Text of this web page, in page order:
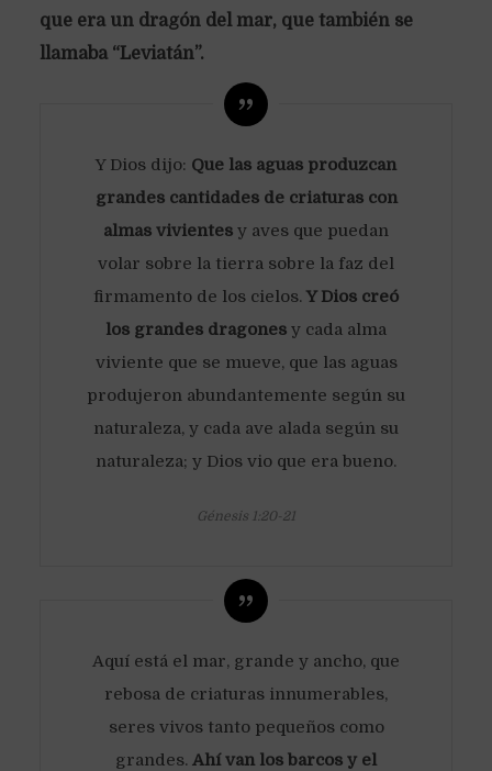
que era un dragón del mar, que también se
llamaba “Leviatán”.
Y Dios dijo: Que las aguas produzcan
grandes cantidades de criaturas con
almas vivientes y aves que puedan
volar sobre la tierra sobre la faz del
firmamento de los cielos. Y Dios creó
los grandes dragones y cada alma
viviente que se mueve, que las aguas
produjeron abundantemente según su
naturaleza, y cada ave alada según su
naturaleza; y Dios vio que era bueno.
Génesis 1:20-21
Aquí está el mar, grande y ancho, que
rebosa de criaturas innumerables,
seres vivos tanto pequeños como
grandes. Ahí van los barcos y el